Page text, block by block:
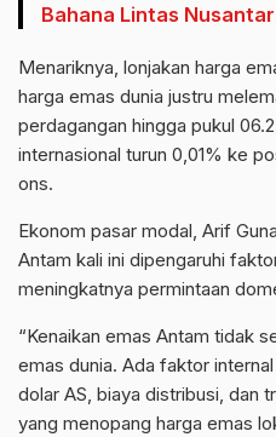
Bahana Lintas
Menariknya, lonjakan harga
harga emas dunia justru
perdagangan hingga pukul
internasional turun 0,01% ke
ons.
Ekonom pasar modal, Arif
Antam kali ini dipengaruhi
meningkatnya permintaan
“Kenaikan emas Antam tidak
emas dunia. Ada faktor
dolar AS, biaya distribusi, dan
yang menopang harga emas